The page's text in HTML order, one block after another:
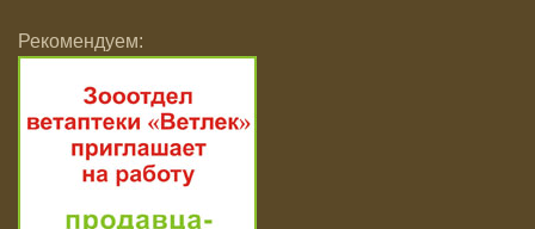
Рекомендуем: